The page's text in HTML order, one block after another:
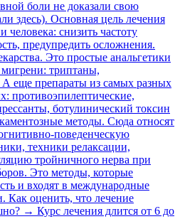
боли не доказали свою
здесь). Основная цель лечения
снизить частоту
предупредить осложнения.
Это простые анальгетики
мигрени: триптаны,
еще препараты из самых разных
противоэпилептические,
ботулинический токсин
методы. Сюда относят
поведенческую
техники релаксации,
тройничного нерва при
Это методы, которые
и входят в международные
Как оценить, что лечение
→ Курс лечения длится от 6 до